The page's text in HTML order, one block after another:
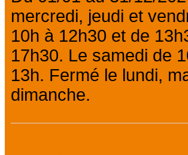
mercredi, jeudi et
10h à 12h30 et de
17h30. Le samedi de
13h. Fermé le lundi,
dimanche.